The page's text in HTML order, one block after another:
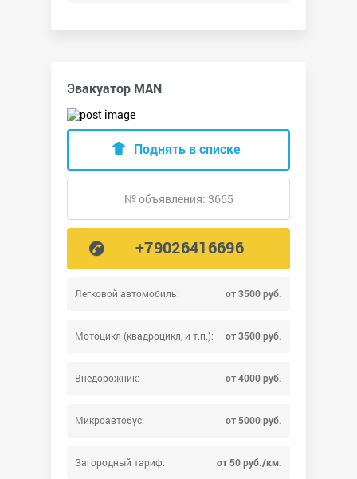
Эвакуатор MAN
Легковой автомобиль: от 3500 руб.
Мотоцикл (квадроцикл, и т.п.): от 3500 руб.
Внедорожник: от 4000 руб.
Микроавтобус: от 5000 руб.
Загородный тариф: от 50 руб./км.
Поднять в списке
№ объявления: 3665
+79026416696